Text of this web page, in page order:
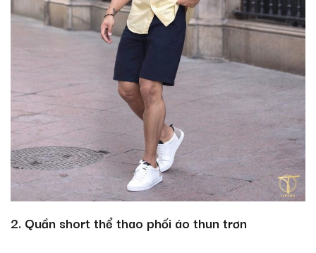
2. Quần short thể thao phối áo thun trơn